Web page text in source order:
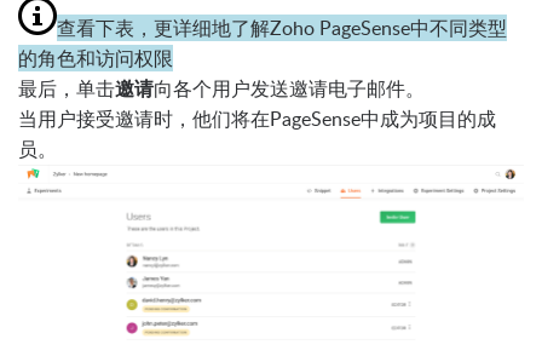
查看下表，更详细地了解Zoho PageSense中不同类型
的角色和访问权限
最后，单击邀请向各个用户发送邀请电子邮件。
当用户接受邀请时，他们将在PageSense中成为项目的成
员。